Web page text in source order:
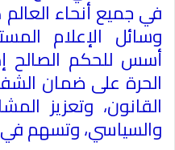
في جميع أنحاء
وسائل الإعلام
أسس للحكم الصالح
الحرة على ضمان
القانون، وتعزيز
والسياسي، وتسهم